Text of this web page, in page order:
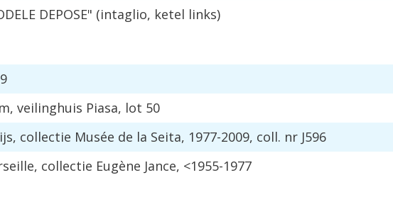
DEPOSE" (intaglio, ketel links)
, veilinghuis Piasa, lot 50
, collectie Musée de la Seita, 1977-2009, coll. nr J596
, collectie Eugène Jance, <1955-1977